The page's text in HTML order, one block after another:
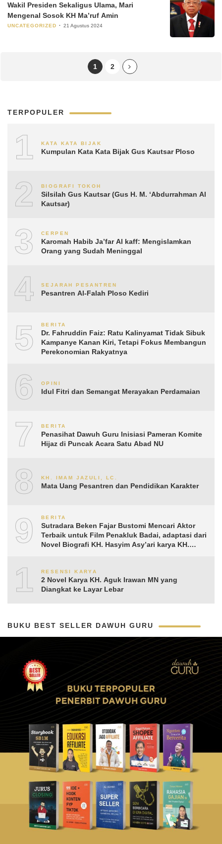
Wakil Presiden Sekaligus Ulama, Mari
Mengenal Sosok KH Ma’ruf Amin
UNCATEGORIZED 21 Agustus 2024
1 2
TERPOPULER
1 KATA KATA BIJAK
Kumpulan Kata Kata Bijak Gus Kautsar Ploso
2 BIOGRAFI TOKOH
Silsilah Gus Kautsar (Gus H. M. ‘Abdurrahman Al
Kautsar)
3 CERPEN
Karomah Habib Ja’far Al kaff: Mengislamkan
Orang yang Sudah Meninggal
4 SEJARAH PESANTREN
Pesantren Al-Falah Ploso Kediri
5 BERITA
Dr. Fahruddin Faiz: Ratu Kalinyamat Tidak Sibuk
Kampanye Kanan Kiri, Tetapi Fokus Membangun
Perekonomian Rakyatnya
6 OPINI
Idul Fitri dan Semangat Merayakan Perdamaian
7 BERITA
Penasihat Dawuh Guru Inisiasi Pameran Komite
Hijaz di Puncak Acara Satu Abad NU
8 KH. IMAM JAZULI, LC.
Mata Uang Pesantren dan Pendidikan Karakter
9 BERITA
Sutradara Beken Fajar Bustomi Mencari Aktor
Terbaik untuk Film Penakluk Badai, adaptasi dari
Novel Biografi KH. Hasyim Asy’ari karya KH.
10RESENSI KARYA
2 Novel Karya KH. Aguk Irawan MN yang
Diangkat ke Layar Lebar
BUKU BEST SELLER DAWUH GURU